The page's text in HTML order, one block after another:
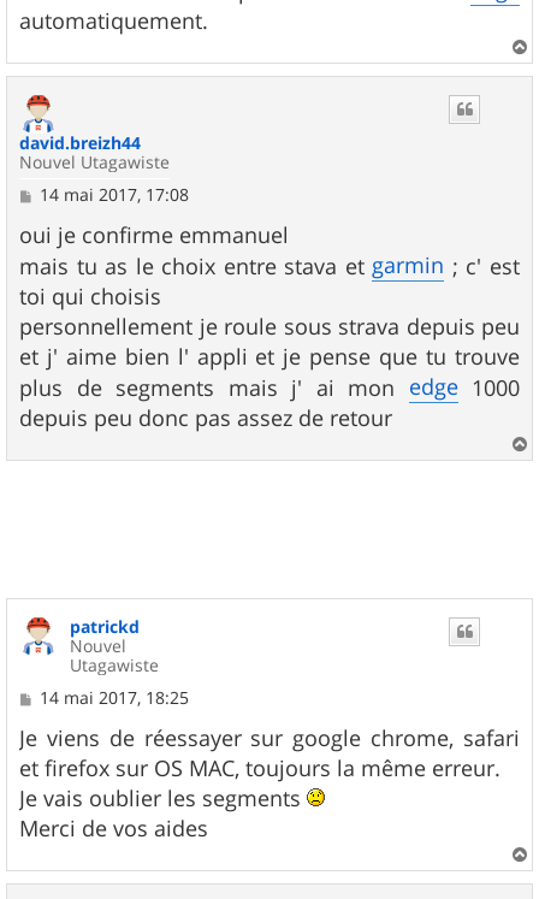
automatiquement.
a
david.breizh44
Nouvel Utagawiste
M
s
s
a
g
e
14 mai 2017, 17:08
oui je confirme emmanuel
mais tu as le choix entre stava etgarmin ; c' est
toi qui choisis
personnellement je roule sous strava depuis peu
et j' aime bien l' appli et je pense que tu trouve
plus de segments mais j' ai mon edge1000
depuis peu donc pas assez de retour
a
patrickd
Nouvel
Utagawiste
M
s
s
a
g
e
14 mai 2017, 18:25
Je viens de réessayer sur google chrome, safari
et firefox sur OS MAC, toujours la même erreur.
Je vais oublier les segments
Merci de vos aides
a